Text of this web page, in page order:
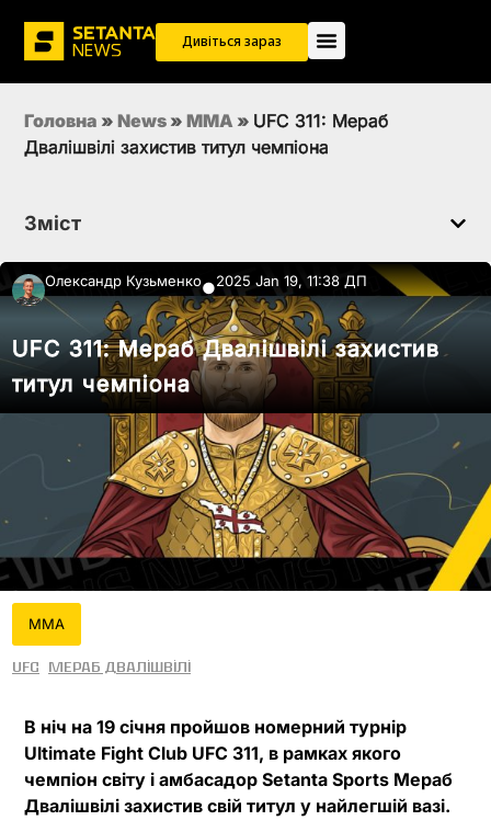
Дивіться зараз
Головна » News » MMA » UFC 311: Мераб
Двалішвілі захистив титул чемпіона
Зміст
Олександр Кузьменко●2025 Jan 19, 11:38 ДП
UFC 311: Мераб Двалішвілі захистив
титул чемпіона
MMA
UFC Мераб Двалішвілі
В ніч на 19 січня пройшов номерний турнір
Ultimate Fight Club UFC 311, в рамках якого
чемпіон світу і амбасадор Setanta Sports Мераб
Двалішвілі захистив свій титул у найлегшій вазі.